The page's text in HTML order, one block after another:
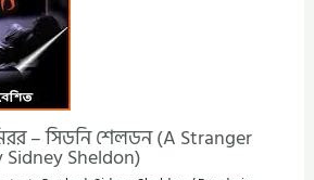
মিরর – সিডনি শেলডন (A Stranger
Sheldon)